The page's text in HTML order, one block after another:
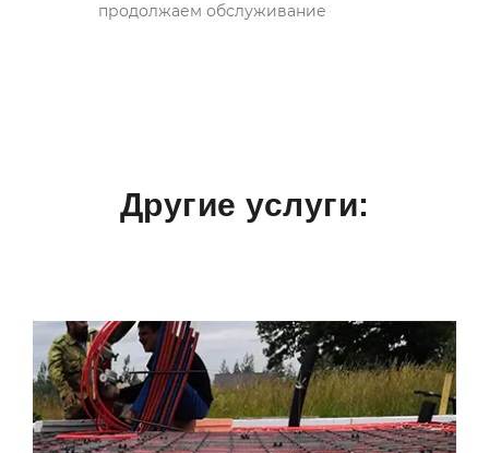
продолжаем обслуживание
Другие услуги: